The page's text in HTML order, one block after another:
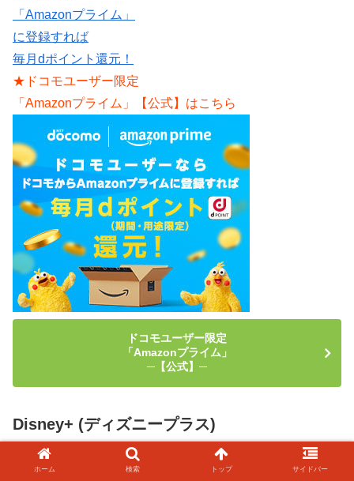
「Amazonプライム」
に登録すれば
毎月dポイント還元！
★ドコモユーザー限定
「Amazonプライム」【公式】はこちら
ドコモユーザー限定
「Amazonプライム」
─【公式】─
Disney+ (ディズニープラス)
年額が安くてお得
「Disney+ (ディズニープラス)」
ホーム 検索 トップ サイドバー